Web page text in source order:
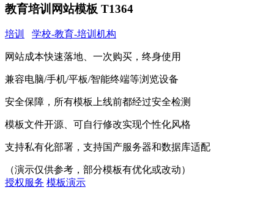
教育培训网站模板 T1364
培训 学校-教育-培训机构
网站成本快速落地、一次购买，终身使用
兼容电脑/手机/平板/智能终端等浏览设备
安全保障，所有模板上线前都经过安全检测
模板文件开源、可自行修改实现个性化风格
支持私有化部署，支持国产服务器和数据库适配
（演示仅供参考，部分模板有优化或改动）
授权服务 模板演示